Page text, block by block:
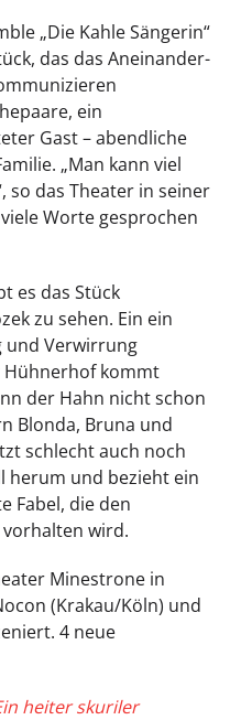
„Die Kahle Sängerin“
das das Aneinander-
ein
Gast – abendliche
„Man kann viel
so das Theater in seiner
Worte gesprochen
es das Stück
zu sehen. Ein ein
und Verwirrung
Hühnerhof kommt
der Hahn nicht schon
Blonda, Bruna und
schlecht auch noch
herum und bezieht ein
Fabel, die den
wird.
Minestrone in
(Krakau/Köln) und
4 neue
heiter skuriler